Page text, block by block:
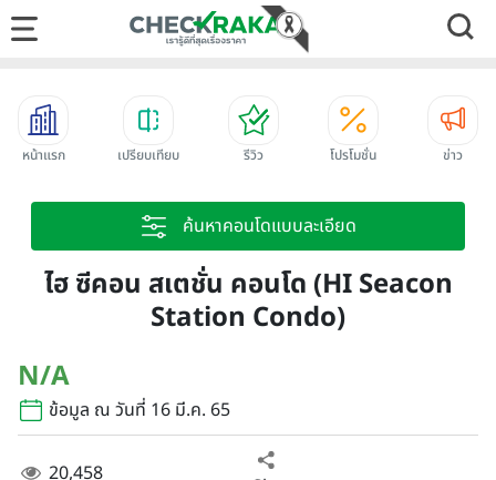
หน้าแรก เปรียบเทียบ รีวิว โปรโมชั่น ข่าว
ค้นหาคอนโดแบบละเอียด
ไฮ ซีคอน สเตชั่น คอนโด (HI Seacon
Station Condo)
N/A
ข้อมูล ณ วันที่ 16 มี.ค. 65
20,458